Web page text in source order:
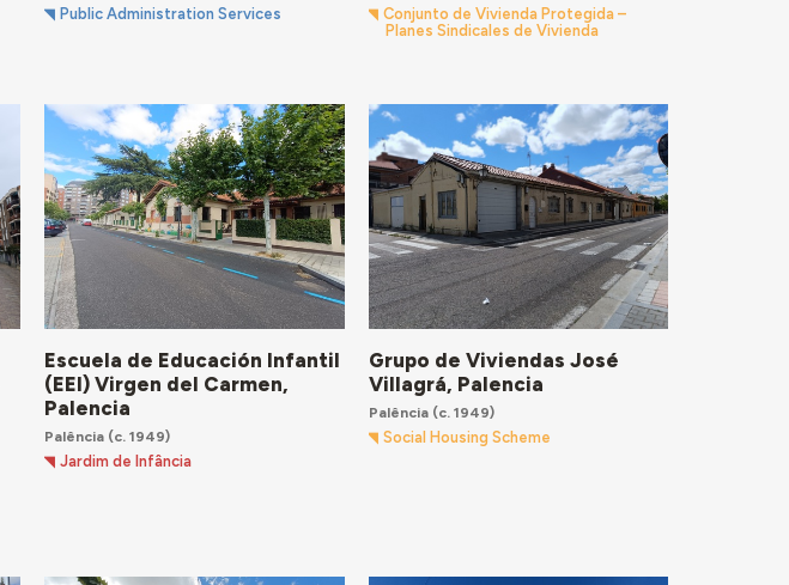
Public Administration Services
Conjunto de Vivienda Protegida –
Planes Sindicales de Vivienda
Escuela de Educación Infantil
(EEI) Virgen del Carmen,
Palencia
Palência (c. 1949)
Jardim de Infância
Grupo de Viviendas José
Villagrá, Palencia
Palência (c. 1949)
Social Housing Scheme